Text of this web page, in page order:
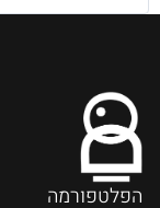
הפלטפורמה